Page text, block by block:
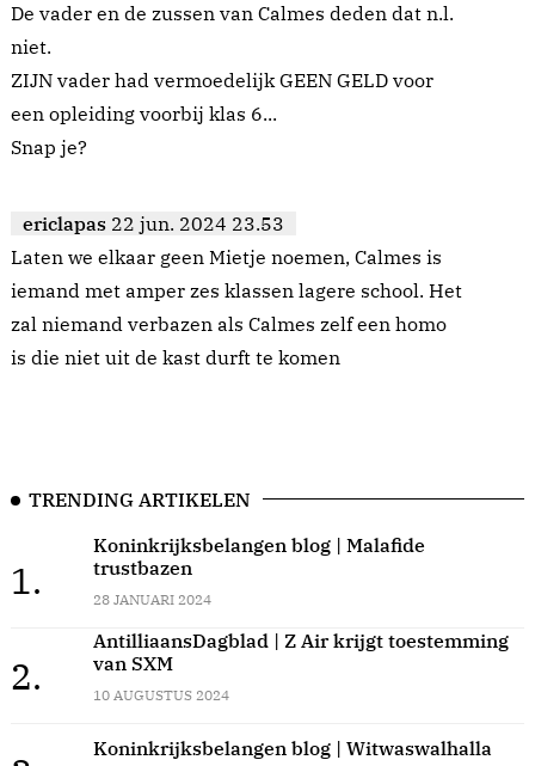
De vader en de zussen van Calmes deden dat n.l.
niet.
ZIJN vader had vermoedelijk GEEN GELD voor
een opleiding voorbij klas 6...
Snap je?
ericlapas 22 jun. 2024 23.53
Laten we elkaar geen Mietje noemen, Calmes is
iemand met amper zes klassen lagere school. Het
zal niemand verbazen als Calmes zelf een homo
is die niet uit de kast durft te komen
TRENDING ARTIKELEN
1.
Koninkrijksbelangen blog | Malafide
trustbazen
28 JANUARI 2024
2.
AntilliaansDagblad | Z Air krijgt toestemming
van SXM
10 AUGUSTUS 2024
Koninkrijksbelangen blog | Witwaswalhalla